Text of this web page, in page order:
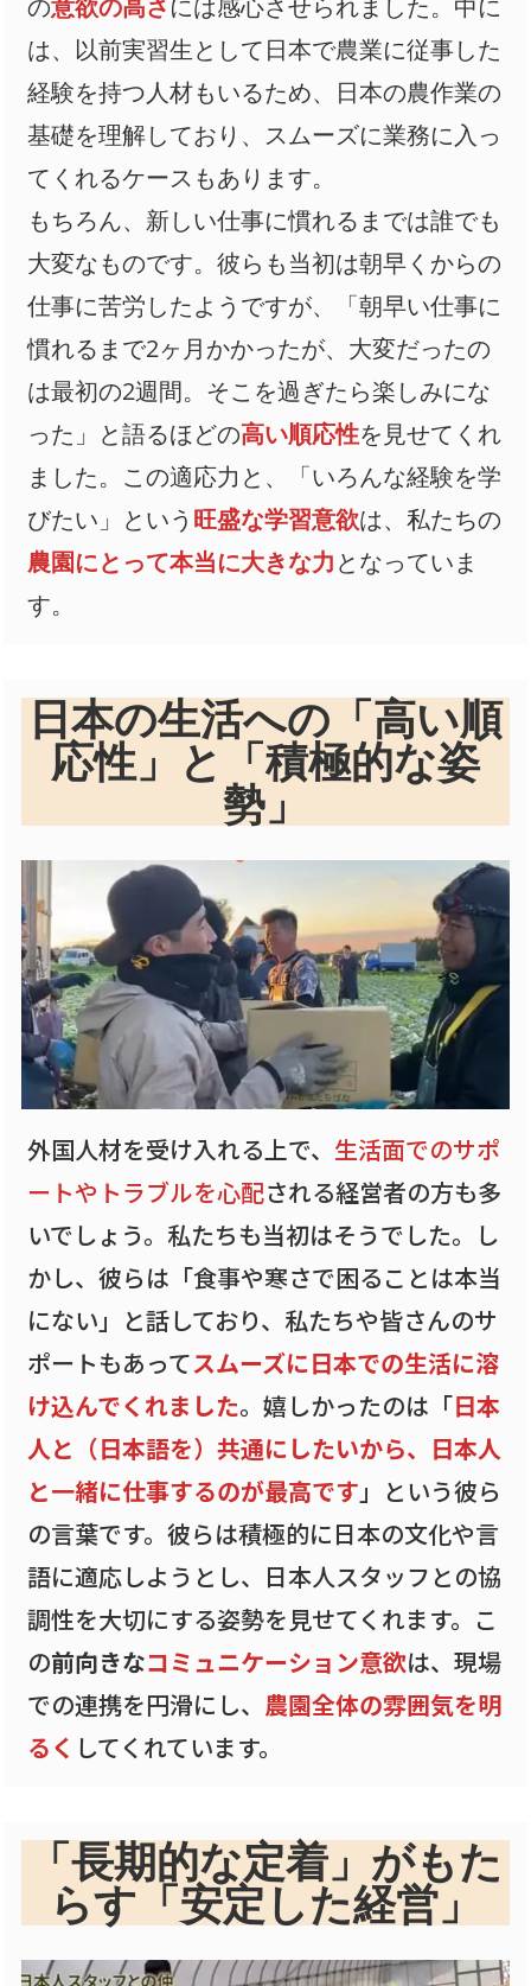
は、以前実習生として日本で農業に従事した
経験を持つ人材もいるため、日本の農作業の
基礎を理解しており、スムーズに業務に入っ
てくれるケースもあります。
もちろん、新しい仕事に慣れるまでは誰でも
大変なものです。彼らも当初は朝早くからの
仕事に苦労したようですが、「朝早い仕事に
慣れるまで2ヶ月かかったが、大変だったの
は最初の2週間。そこを過ぎたら楽しみにな
った」と語るほどの高い順応性を見せてくれ
ました。この適応力と、「いろんな経験を学
びたい」という 旺盛な学習意欲は、私たちの
農園にとって本当に大きな力となっていま
す。
日本の生活への「高い順
応性」と「積極的な姿
勢」
外国人材を受け入れる上で、 生活面でのサポ
ートやトラブルを心配される経営者の方も多
いでしょう。私たちも当初はそうでした。し
かし、彼らは「食事や寒さで困ることは本当
にない」と話しており、私たちや皆さんのサ
ポートもあってスムーズに日本での生活に溶
け込んでくれました。嬉しかったのは「日本
人と（日本語を）共通にしたいから、日本人
と一緒に仕事するのが最高です 」という彼ら
の言葉です。彼らは積極的に日本の文化や言
語に適応しようとし、日本人スタッフとの協
調性を大切にする姿勢を見せてくれます。こ
の前向きなコミュニケーション意欲は、現場
での連携を円滑にし、 農園全体の雰囲気を明
るく してくれています。
「長期的な定着」がもた
らす「安定した経営」